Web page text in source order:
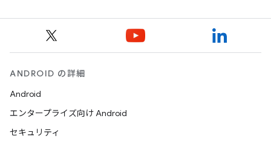
ANDROID の詳細
Android
エンタープライズ向け Android
セキュリティ